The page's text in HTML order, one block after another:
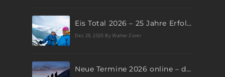
Eis Total 2026 – 25 Jahre Erfolgsgeschichte im steilen Eis
Dez 29, 2025 By Walter Zörer
Neue Termine 2026 online – dein nächstes Abenteuer wartet!